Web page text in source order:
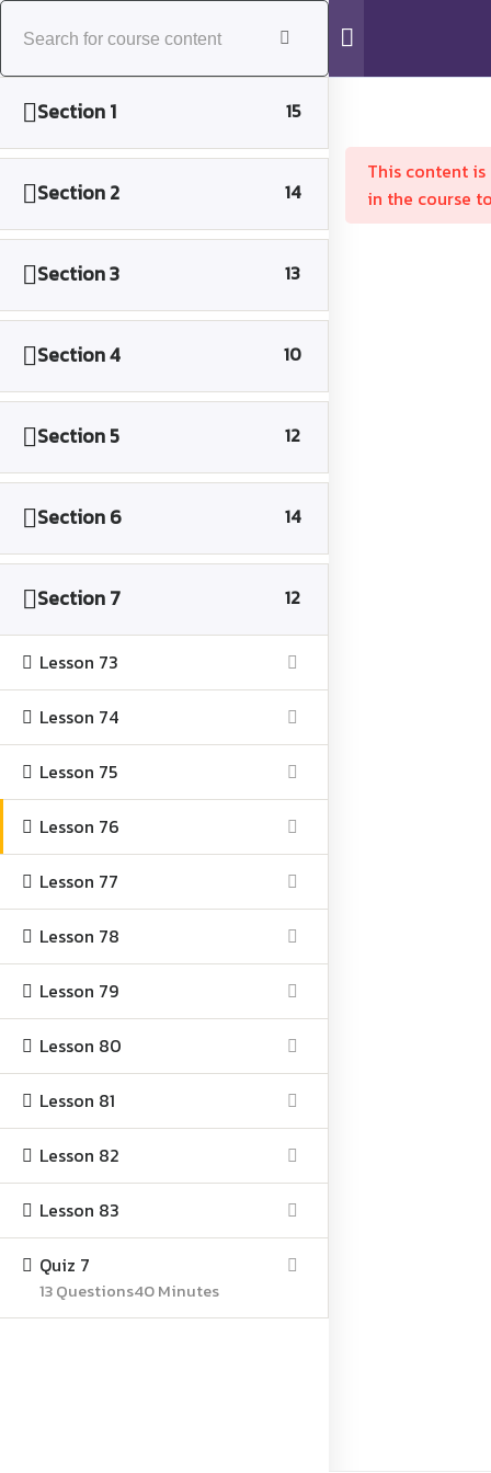
support@icik-academy.com
MENU
หน้าหลัก
เกี่ยวกับเรา
ข่าวสาร
ติดต่อสอบถาม
Home Login Page
Section 1 15
Section 2 14
Section 3 13
Section 4 10
Section 5 12
Section 6 14
Section 7 12
Lesson 73
Lesson 74
Lesson 75
Lesson 76
Lesson 77
Lesson 78
Lesson 79
Lesson 80
Lesson 81
Lesson 82
Lesson 83
Quiz 7
40 Minutes
13 Questions
This content
in the course
ติดต่อเรา
Line Official
@icik-academy
หลักสูตร
NGAP Design Thinking
เกี่ยวกับเรา
สถาบันนวัตกรรมและการสร้างสรรค์ความรู้ (Innovation and Creativity
in Knowledge Academy: ICIK) เป็นหน่วยบริการ (Services Unit) ที่จัดตั้ง